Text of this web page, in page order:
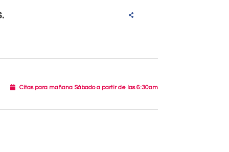
Citas para mañana Sábado a partir de las 6:30am